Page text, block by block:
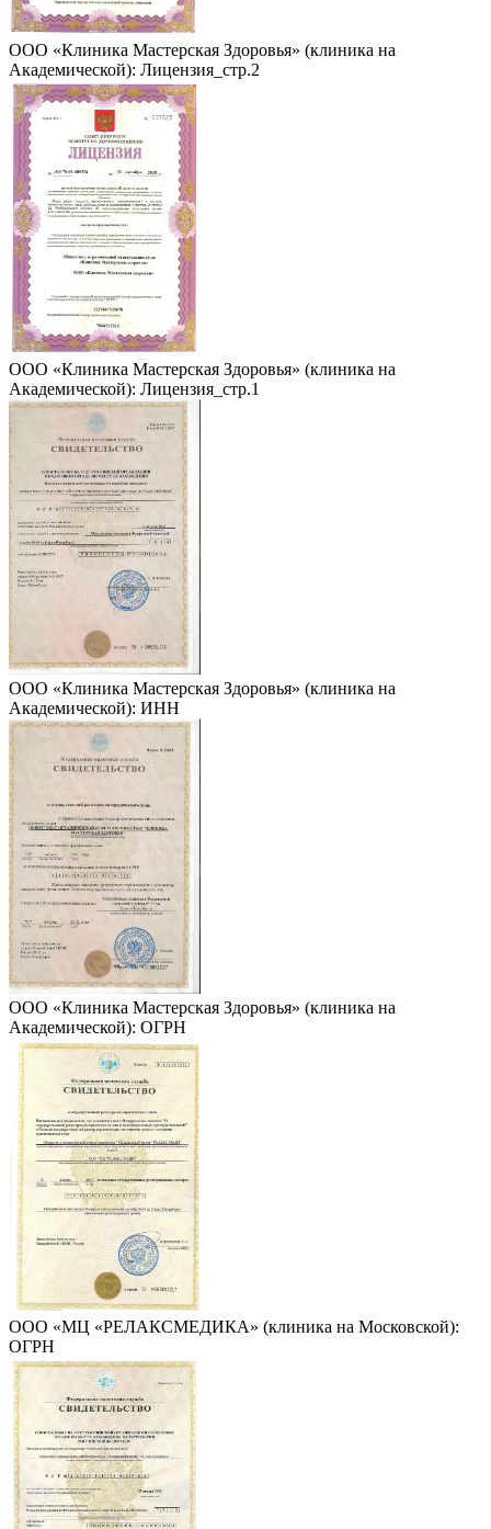
ООО «Клиника Мастерская Здоровья» (клиника на
Академической): Лицензия_стр.2
ООО «Клиника Мастерская Здоровья» (клиника на
Академической): Лицензия_стр.1
ООО «Клиника Мастерская Здоровья» (клиника на
Академической): ИНН
ООО «Клиника Мастерская Здоровья» (клиника на
Академической): ОГРН
ООО «МЦ «РЕЛАКСМЕДИКА» (клиника на Московской):
ОГРН